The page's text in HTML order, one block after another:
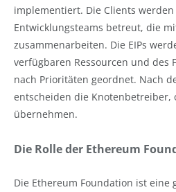
implementiert. Die Clients
Entwicklungsteams betreut, die
zusammenarbeiten. Die EIPs
verfügbaren Ressourcen und des
nach Prioritäten geordnet. Nach
entscheiden die Knotenbetreiber,
übernehmen.
Die Rolle der Ethereum
Die Ethereum Foundation ist eine